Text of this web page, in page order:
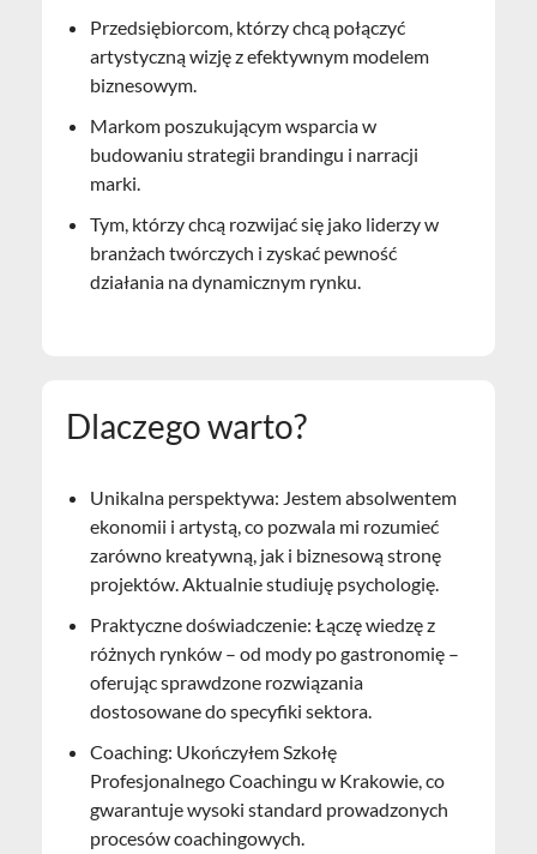
Przedsiębiorcom, którzy chcą połączyć
artystyczną wizję z efektywnym modelem
biznesowym.
Markom poszukującym wsparcia w
budowaniu strategii brandingu i narracji
marki.
Tym, którzy chcą rozwijać się jako liderzy w
branżach twórczych i zyskać pewność
działania na dynamicznym rynku.
Dlaczego warto?
Unikalna perspektywa: Jestem absolwentem
ekonomii i artystą, co pozwala mi rozumieć
zarówno kreatywną, jak i biznesową stronę
projektów. Aktualnie studiuję psychologię.
Praktyczne doświadczenie: Łączę wiedzę z
różnych rynków – od mody po gastronomię –
oferując sprawdzone rozwiązania
dostosowane do specyfiki sektora.
Coaching: Ukończyłem Szkołę
Profesjonalnego Coachingu w Krakowie, co
gwarantuje wysoki standard prowadzonych
procesów coachingowych.